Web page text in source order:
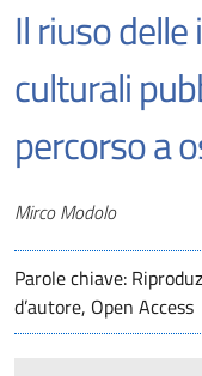
Il riuso
culturali
percorso a
Autori
Mirco Modolo
Parole chiave:
d’autore, Open Access